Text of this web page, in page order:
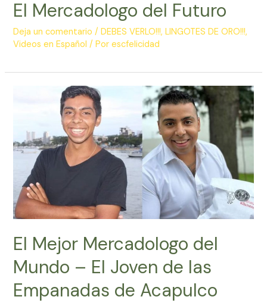
El Mercadologo del Futuro
Deja un comentario /DEBES VERLO!!!,LINGOTES DE ORO!!!,
Videos en Español / Porescfelicidad
El Mejor Mercadologo del
Mundo – El Joven de las
Empanadas de Acapulco